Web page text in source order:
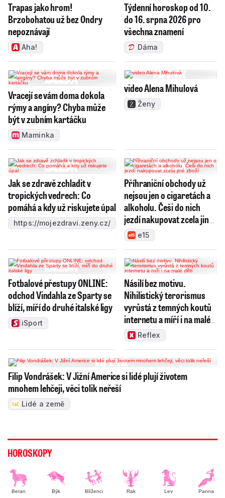
Trapas jako hrom!
Brzobohatou už bez Ondry
nepoznávají
Aha!
Týdenní horoskop od 10.
do 16. srpna 2026 pro
všechna znamení
Dáma
Vracejí se vám doma dokola
rýmy a angíny? Chyba může
být v zubním kartáčku
Maminka
video Alena Mihulová
Ženy
Jak se zdravě zchladit v
tropických vedrech: Co
pomáhá a kdy už riskujete úpal
https://mojezdravi.zeny.cz/
Příhraniční obchody už
nejsou jen o cigaretách a
alkoholu. Češi do nich
jezdí nakupovat zcela jiné
zbožíe15
Fotbalové přestupy ONLINE:
odchod Vindahla ze Sparty se
blíží, míří do druhé italské ligy
iSport
Násilí bez motivu.
Nihilistický terorismus
vyrůstá z temných koutů
internetu a míří i na malé
dětiReflex
Filip Vondrášek: V Jižní Americe si lidé plují životem
mnohem lehčeji, věci tolik neřeší
Lidé a země
HOROSKOPY
Beran Býk Blíženci Rak Lev Panna